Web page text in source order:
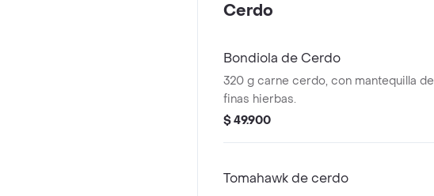
Cerdo
Bondiola de Cerdo
320 g carne cerdo, con mantequilla de
finas hierbas.
$ 49.900
Tomahawk de cerdo